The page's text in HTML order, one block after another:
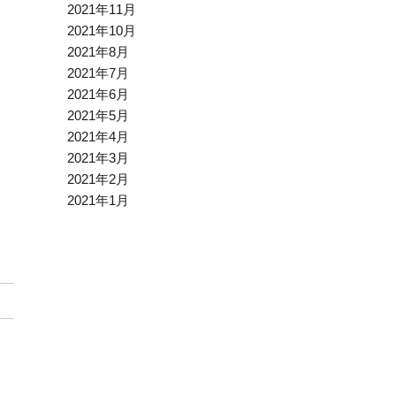
2021年11月
2021年10月
2021年8月
2021年7月
2021年6月
2021年5月
2021年4月
2021年3月
2021年2月
2021年1月